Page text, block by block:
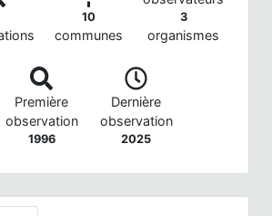
10
communes
3
organismes
Première
observation
1996
Dernière
observation
2025